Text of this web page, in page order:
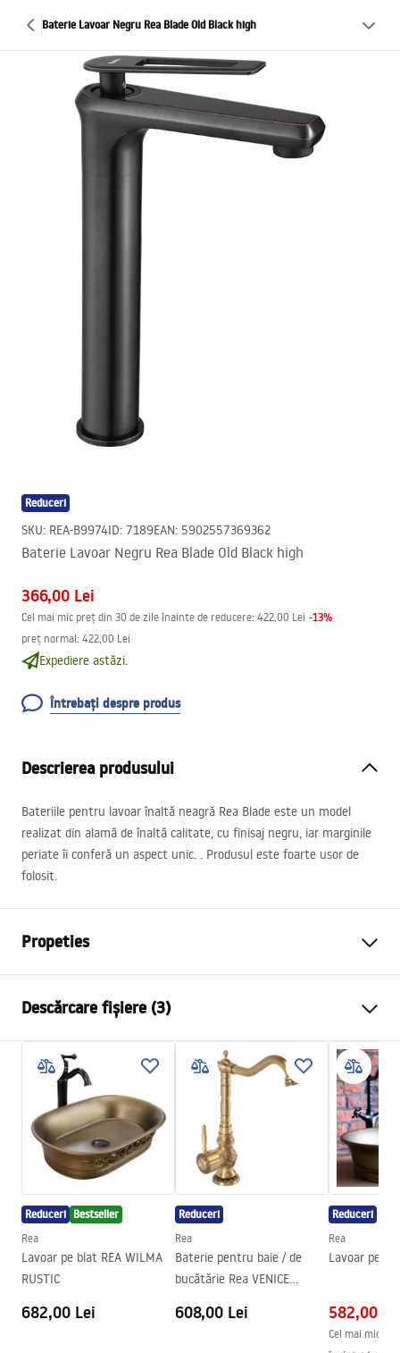
Baterie Lavoar Negru Rea Blade Old Black high
Reduceri
SKU: REA-B9974ID: 7189EAN: 5902557369362
Baterie Lavoar Negru Rea Blade Old Black high
366,00 Lei
Cel mai mic preț din 30 de zile înainte de reducere: 422,00 Lei -13%
preț normal: 422,00 Lei
Expediere astăzi.
Întrebați despre produs
Descrierea produsului
Bateriile pentru lavoar înaltă neagră Rea Blade este un model
realizat din alamă de înaltă calitate, cu finisaj negru, iar marginile
periate îi conferă un aspect unic. . Produsul este foarte usor de
folosit.
Propeties
Metodă de montaj
Culoare
Negru
Tip de gura de scurgere
Fixă
Material
Alamă
Lungimea gurii
100mm
Inalime
260mm
Electroplating
Diametru pentru conectare
3/8 țoli
Garantie
Descărcare fișiere (3)
Condiții de garanție
Warranty_Terms_and_Conditions_Faucets_-_5.pdf
Instrucțiuni de asamblare
faucet.pdf
Informații de siguranță
Safety_Information_Faucets.pdf
Reduceri Bestseller
Rea
Lavoar pe blat REA WILMA
RUSTIC
682,00 Lei
Reduceri
Rea
Baterie pentru baie / de
bucătărie Rea VENICE
608,00 Lei
Reduceri
Rea
Lavoar pe
582,00
Cel mai mic